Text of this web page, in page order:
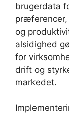
brugerdata
præferencer,
og
alsidighed
for
drift og
markedet.